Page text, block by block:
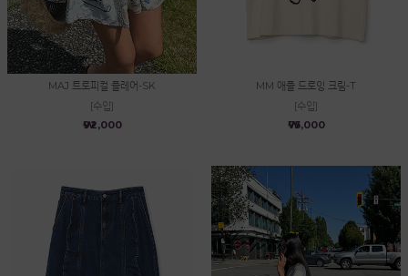
MAJ 트로피컬 플레어-SK
[수입]
₩92,000
MM 애플 드로잉 크림-T
[수입]
₩75,000